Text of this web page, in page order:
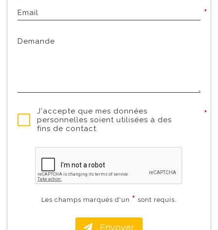
Email *
Demande
J'accepte que mes données
personnelles soient utilisées à des
fins de contact.
*
Les champs marqués d'un * sont requis.
Envoyer